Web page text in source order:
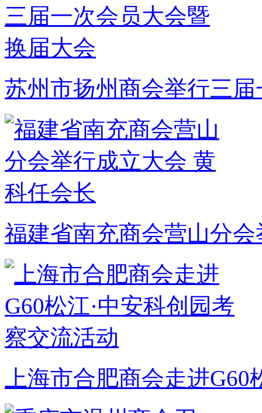
苏州市扬州商会举行三
福建省南充商会营山分
上海市合肥商会走进